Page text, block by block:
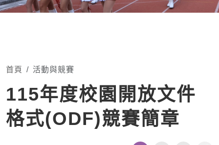
首頁 活動與競賽
115年度校園開放文件
格式(ODF)競賽簡章